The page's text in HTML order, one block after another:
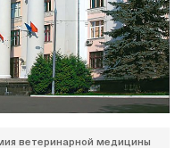
ветеринарной медицины